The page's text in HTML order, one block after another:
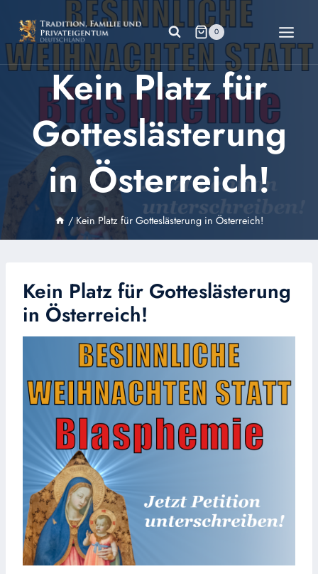
Inhalt
springen
0
Kein Platz für
Gotteslästerung
in Österreich!
/ Kein Platz für Gotteslästerung in Österreich!
Kein Platz für Gotteslästerung
in Österreich!